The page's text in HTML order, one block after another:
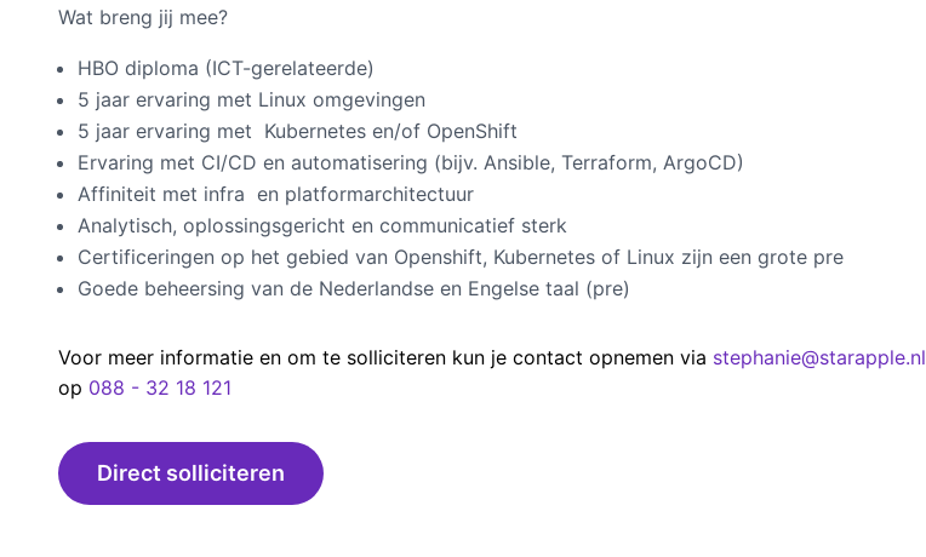
Wat breng jij mee?
HBO diploma (ICT-gerelateerde)
5 jaar ervaring met Linux omgevingen
5 jaar ervaring met Kubernetes en/of OpenShift
Ervaring met CI/CD en automatisering (bijv. Ansible, Terraform, ArgoCD)
Affiniteit met infra en platformarchitectuur
Analytisch, oplossingsgericht en communicatief sterk
Certificeringen op het gebied van Openshift, Kubernetes of Linux zijn een grote pre
Goede beheersing van de Nederlandse en Engelse taal (pre)
Voor meer informatie en om te solliciteren kun je contact opnemen via stephanie@starapple.nl
op 088 - 32 18 121
Direct solliciteren